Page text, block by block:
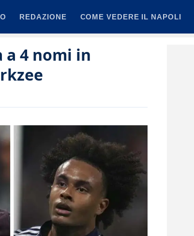
REDAZIONE COME VEDERE IL NAPOLI
4 nomi in